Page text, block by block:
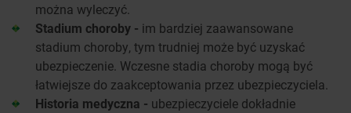
można wyleczyć.
Stadium choroby - im bardziej zaawansowane
stadium choroby, tym trudniej może być uzyskać
ubezpieczenie. Wczesne stadia choroby mogą być
łatwiejsze do zaakceptowania przez ubezpieczyciela.
Historia medyczna - ubezpieczyciele dokładnie